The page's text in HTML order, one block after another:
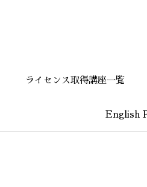
ライセンス取得講座一覧
English